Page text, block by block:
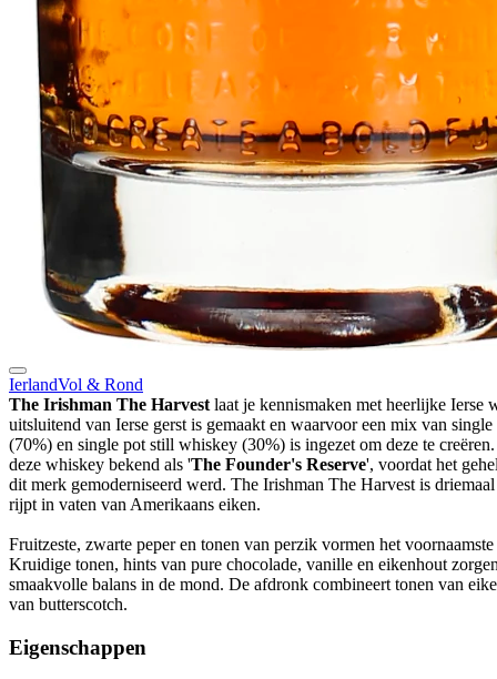
IerlandVol & Rond
The Irishman The Harvest laat je kennismaken met heerlijke Ierse
uitsluitend van Ierse gerst is gemaakt en waarvoor een mix van
(70%) en single pot still whiskey (30%) is ingezet om deze te
deze whiskey bekend als 'The Founder's Reserve', voordat het
dit merk gemoderniseerd werd. The Irishman The Harvest is
rijpt in vaten van Amerikaans eiken.
Fruitzeste, zwarte peper en tonen van perzik vormen het voornaamste
Kruidige tonen, hints van pure chocolade, vanille en eikenhout
smaakvolle balans in de mond. De afdronk combineert tonen van
van butterscotch.
Eigenschappen